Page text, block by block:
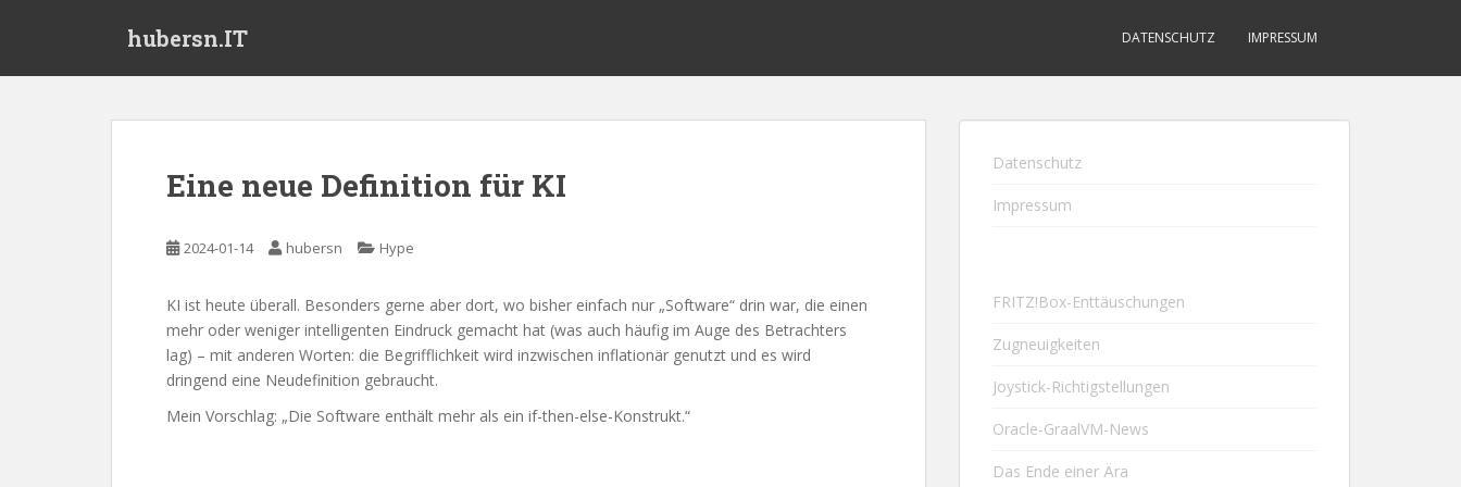
hubersn.IT DATENSCHUTZ IMPRESSUM
Eine neue Definition für KI
2024-01-14 hubersn Hype
KI ist heute überall. Besonders gerne aber dort, wo bisher einfach nur „Software“ drin war, die einen
mehr oder weniger intelligenten Eindruck gemacht hat (was auch häufig im Auge des Betrachters
lag) – mit anderen Worten: die Begrifflichkeit wird inzwischen inflationär genutzt und es wird
dringend eine Neudefinition gebraucht.
Mein Vorschlag: „Die Software enthält mehr als ein if-then-else-Konstrukt.“
Datenschutz
Impressum
FRITZ!Box-Enttäuschungen
Zugneuigkeiten
Joystick-Richtigstellungen
Oracle-GraalVM-News
Das Ende einer Ära